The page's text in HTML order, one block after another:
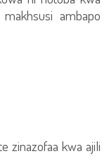
ambapo
zinazofaa kwa ajili